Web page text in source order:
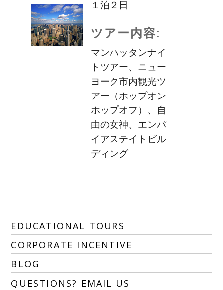
１泊２日
ツアー内容:
マンハッタンナイ
トツアー、ニュー
ヨーク市内観光ツ
アー（ホップオン
ホップオフ）、自
由の女神、エンパ
イアステイトビル
ディング
EDUCATIONAL TOURS
CORPORATE INCENTIVE
BLOG
QUESTIONS? EMAIL US